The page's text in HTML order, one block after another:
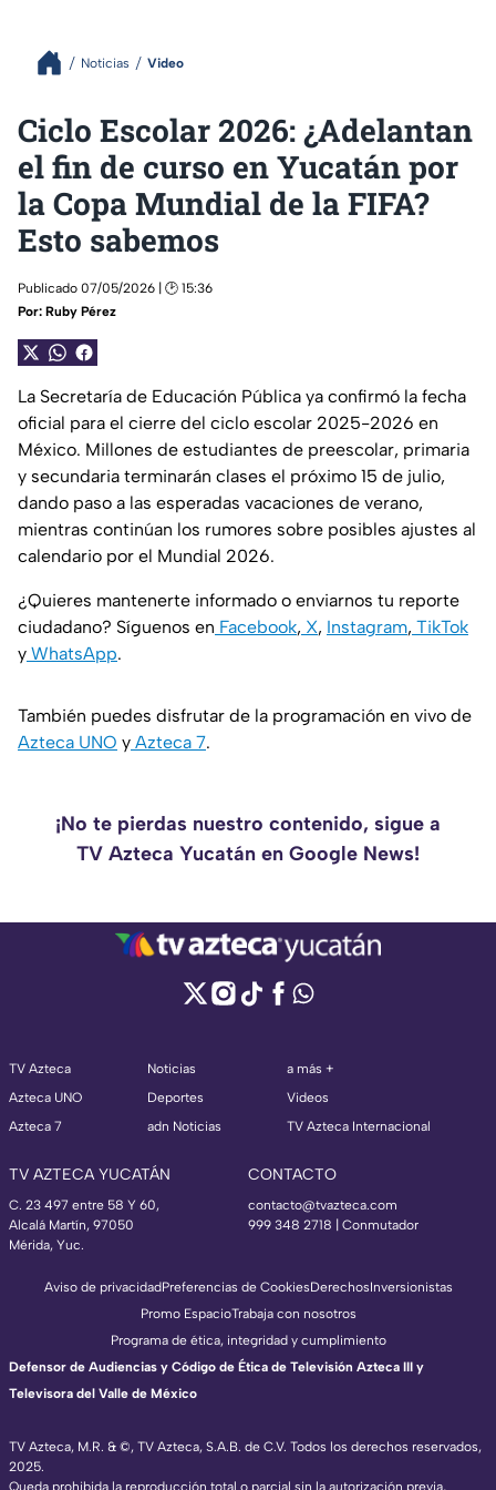
Noticias Video
Ciclo Escolar 2026: ¿Adelantan
el fin de curso en Yucatán por
la Copa Mundial de la FIFA?
Esto sabemos
Publicado 07/05/2026 | 🕑 15:36
Por: Ruby Pérez
La Secretaría de Educación Pública ya confirmó la fecha
oficial para el cierre del ciclo escolar 2025-2026 en
México. Millones de estudiantes de preescolar, primaria
y secundaria terminarán clases el próximo 15 de julio,
dando paso a las esperadas vacaciones de verano,
mientras continúan los rumores sobre posibles ajustes al
calendario por el Mundial 2026.
¿Quieres mantenerte informado o enviarnos tu reporte
ciudadano? Síguenos en Facebook, X, Instagram, TikTok
y WhatsApp.
También puedes disfrutar de la programación en vivo de
Azteca UNO y Azteca 7.
¡No te pierdas nuestro contenido, sigue a
TV Azteca Yucatán en Google News!
TV Azteca
Azteca UNO
Azteca 7
Noticias
Deportes
adn Noticias
a más +
Videos
TV Azteca Internacional
TV AZTECA YUCATÁN
C. 23 497 entre 58 Y 60,
Alcalá Martín, 97050
Mérida, Yuc.
CONTACTO
contacto@tvazteca.com
999 348 2718 | Conmutador
TV Azteca, M.R. & ©, TV Azteca, S.A.B. de C.V. Todos los derechos reservados,
2025.
Queda prohibida la reproducción total o parcial sin la autorización previa,
Aviso de privacidadPreferencias de CookiesDerechosInversionistas
Promo EspacioTrabaja con nosotros
Programa de ética, integridad y cumplimiento
Defensor de Audiencias y Código de Ética de Televisión Azteca III y
Televisora del Valle de México